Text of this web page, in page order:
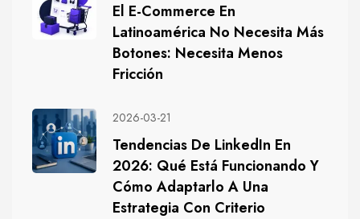
El E-Commerce En
Latinoamérica No Necesita Más
Botones: Necesita Menos
Fricción
2026-03-21
Tendencias De LinkedIn En
2026: Qué Está Funcionando Y
Cómo Adaptarlo A Una
Estrategia Con Criterio